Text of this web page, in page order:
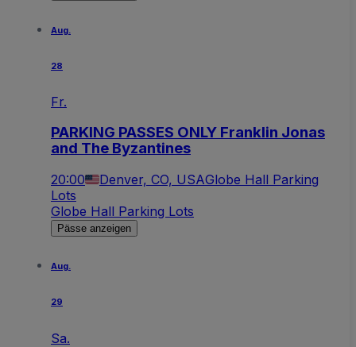
Aug.
28
Fr.
PARKING PASSES ONLY Franklin Jonas
and The Byzantines
20:00 Denver, CO, USAGlobe Hall Parking
Lots
Globe Hall Parking Lots
Pässe anzeigen
Aug.
29
Sa.